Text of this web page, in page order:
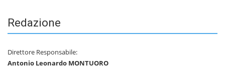
Redazione
Direttore Responsabile:
Antonio Leonardo MONTUORO